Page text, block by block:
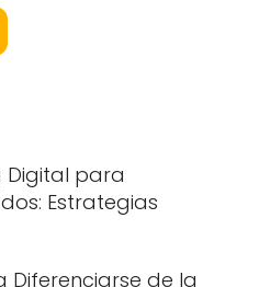
Digital para
Estrategias
Diferenciarse de la